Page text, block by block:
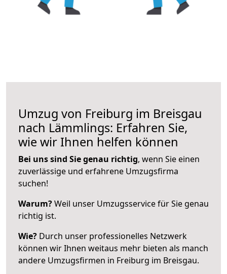
Umzug von Freiburg im Breisgau
nach Lämmlings: Erfahren Sie,
wie wir Ihnen helfen können
Bei uns sind Sie genau richtig, wenn Sie einen
zuverlässige und erfahrene Umzugsfirma
suchen!
Warum?Weil unser Umzugsservice für Sie genau
richtig ist.
Wie? Durch unser professionelles Netzwerk
können wir Ihnen weitaus mehr bieten als manch
andere Umzugsfirmen in Freiburg im Breisgau.